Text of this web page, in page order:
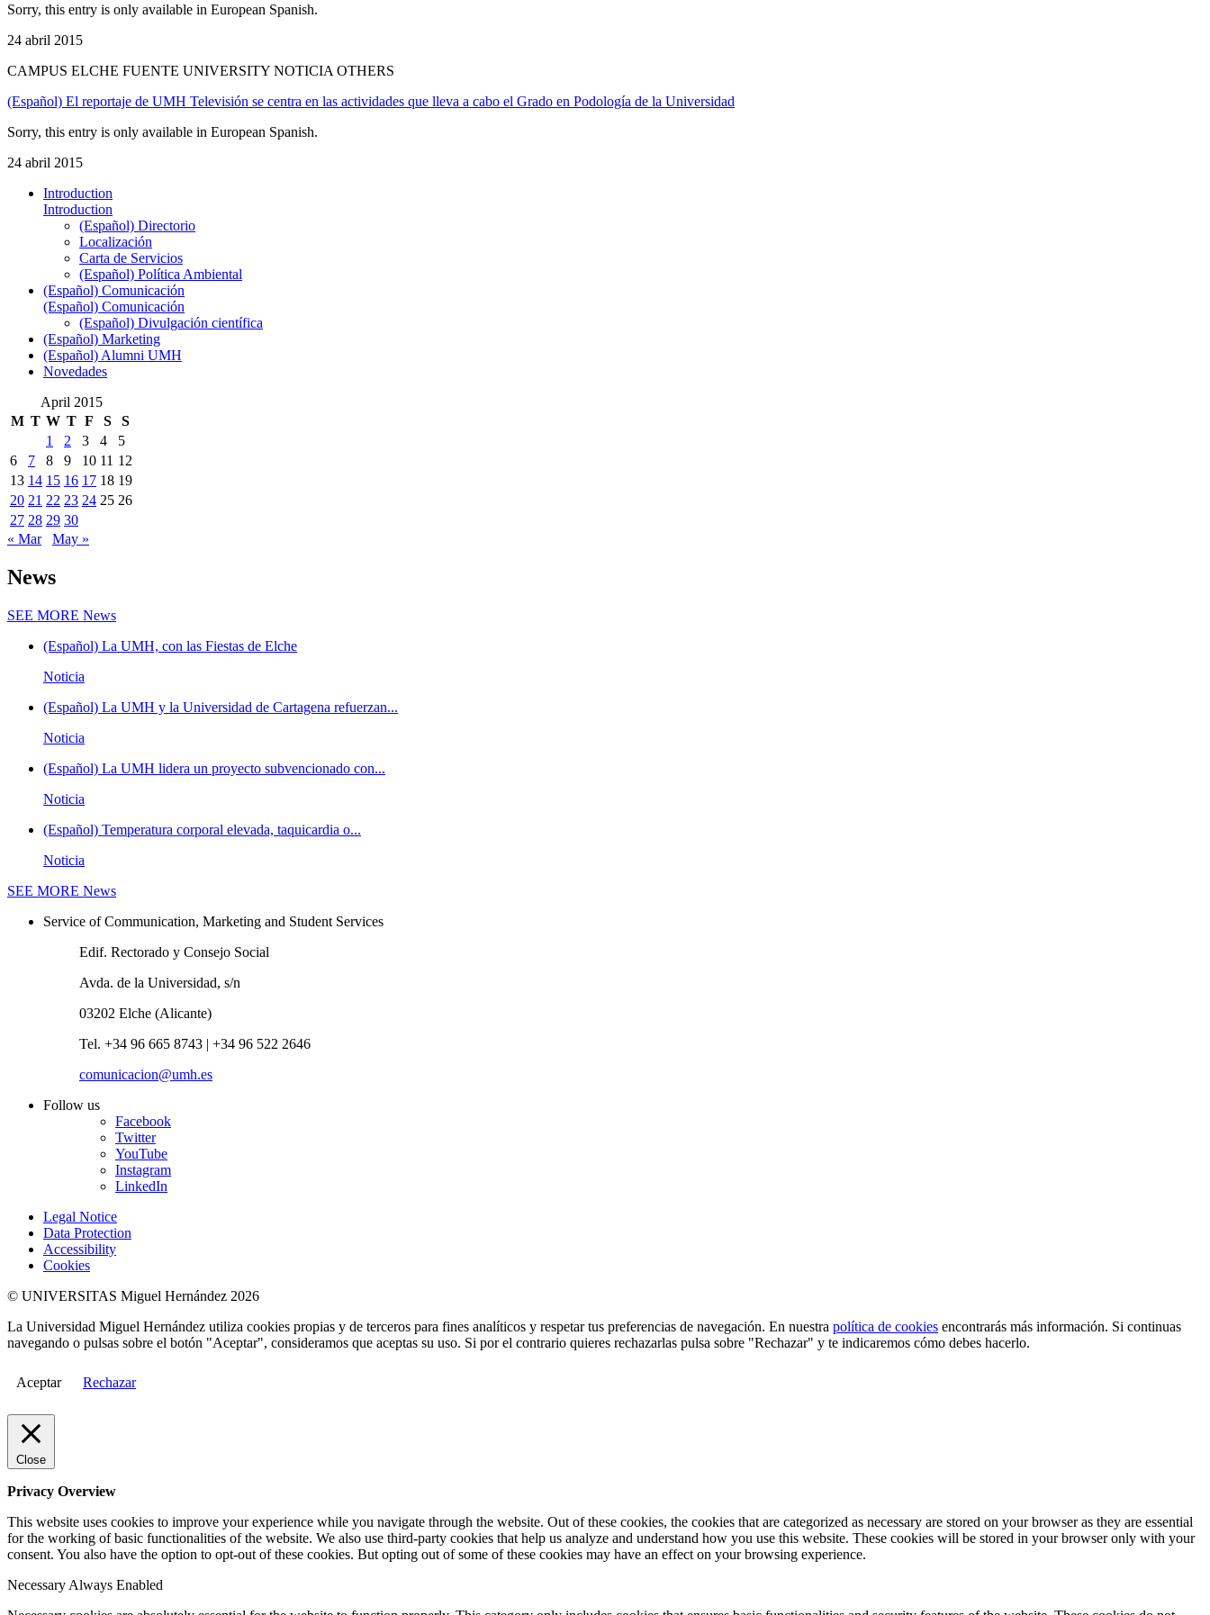
Sorry, this entry is only available in European Spanish.
24 abril 2015
CAMPUS ELCHE FUENTE UNIVERSITY NOTICIA OTHERS
(Español) El reportaje de UMH Televisión se centra en las actividades que lleva a cabo el Grado en Podología de la Universidad
Sorry, this entry is only available in European Spanish.
24 abril 2015
Introduction
Introduction
(Español) Directorio
Localización
Carta de Servicios
(Español) Política Ambiental
(Español) Comunicación
(Español) Comunicación
(Español) Divulgación científica
(Español) Marketing
(Español) Alumni UMH
Novedades
April 2015
M T W T F S
S
1
2 3 4
5
6
7 8 9 10 11 12
13 14 15 16 17 18 19
20 21 22 23 24 25 26
27 28 29 30
« Mar
May »
News
SEE MORE News
(Español) La UMH, con las Fiestas de Elche
Noticia
(Español) La UMH y la Universidad de Cartagena refuerzan...
Noticia
(Español) La UMH lidera un proyecto subvencionado con...
Noticia
(Español) Temperatura corporal elevada, taquicardia o...
Noticia
SEE MORE News
Service of Communication, Marketing and Student Services
Edif. Rectorado y Consejo Social
Avda. de la Universidad, s/n
03202 Elche (Alicante)
Tel. +34 96 665 8743 | +34 96 522 2646
comunicacion@umh.es
Follow us
Facebook
Twitter
YouTube
Instagram
LinkedIn
Legal Notice
Data Protection
Accessibility
Cookies
© UNIVERSITAS Miguel Hernández 2026
La Universidad Miguel Hernández utiliza cookies propias y de terceros para fines analíticos y respetar tus preferencias de navegación. En nuestra política de cookies encontrarás más información. Si continuas
navegando o pulsas sobre el botón "Aceptar", consideramos que aceptas su uso. Si por el contrario quieres rechazarlas pulsa sobre "Rechazar" y te indicaremos cómo debes hacerlo.
Aceptar Rechazar
Close
Privacy Overview
This website uses cookies to improve your experience while you navigate through the website. Out of these cookies, the cookies that are categorized as necessary are stored on your browser as they are essential
for the working of basic functionalities of the website. We also use third-party cookies that help us analyze and understand how you use this website. These cookies will be stored in your browser only with your
consent. You also have the option to opt-out of these cookies. But opting out of some of these cookies may have an effect on your browsing experience.
Necessary Always Enabled